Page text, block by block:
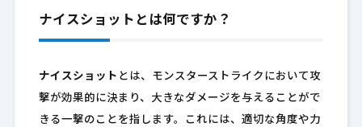
ナイスショットとは何ですか？
ナイスショット とは、モンスターストライクにおいて攻
撃が効果的に決まり、大きなダメージを与えることがで
きる一撃のことを指します。これには、適切な角度や力